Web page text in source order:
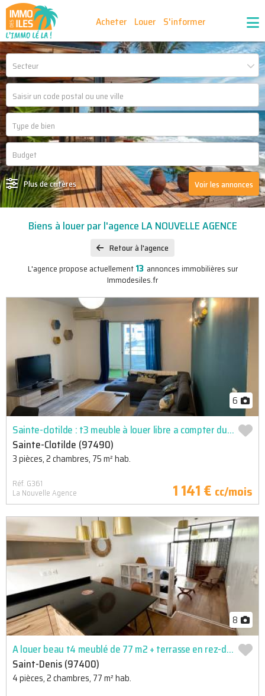
Acheter Louer S'informer
Nos outils Ma sélection d'annonces
Recrutement Partenaires
Secteur
Plus de critères Voir les annonces
Biens à louer par l'agence LA NOUVELLE AGENCE
Retour à l'agence
L'agence propose actuellement13 annonces immobilières sur
Immodesiles.fr
6
Sainte-clotilde : t3 meuble à louer libre a compter du 13 juillet 2026
Sainte-Clotilde (97490)
3 pièces, 2 chambres, 75 m² hab.
Réf. G361
La Nouvelle Agence 1 141 € cc/mois
8
A louer beau t4 meublé de 77 m2 + terrasse en rez-de-jardin saint denis centre
Saint-Denis (97400)
4 pièces, 2 chambres, 77 m² hab.